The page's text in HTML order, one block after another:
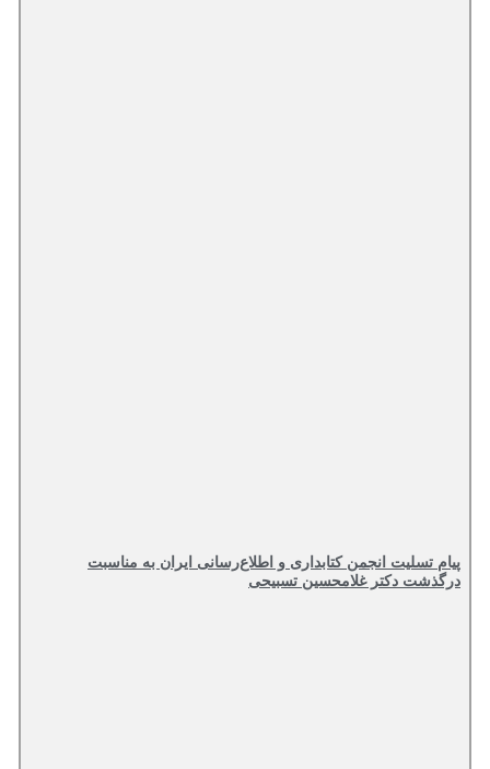
پیام تسلیت انجمن کتابداری و اطلاع‌رسانی ایران به مناسبت
درگذشت دکتر غلامحسین تسبیحی